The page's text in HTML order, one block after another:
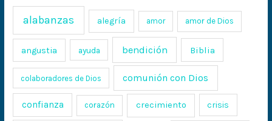
alabanzas alegría amor amor de Dios
angustia ayuda bendición Biblia
colaboradores de Dios comunión con Dios
confianza corazón crecimiento crisis